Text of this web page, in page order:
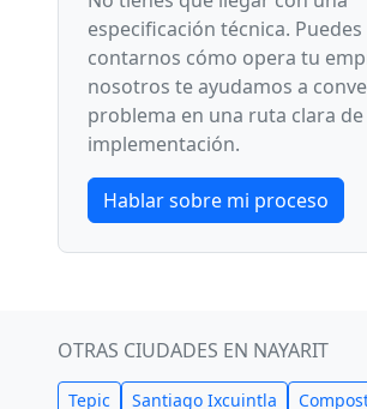
especificación técnica. Puedes
contarnos cómo opera tu
nosotros te ayudamos a
problema en una ruta clara de
implementación.
Hablar sobre mi proceso
OTRAS CIUDADES EN NAYARIT
Tepic Santiago Ixcuintla